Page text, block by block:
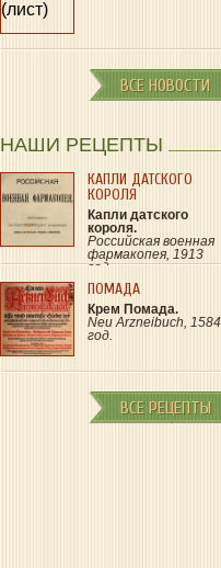
ВСЕ НОВОСТИ
НАШИ РЕЦЕПТЫ
КАПЛИ ДАТСКОГО
КОРОЛЯ
Капли датского
короля.
Российская военная
фармакопея, 1913
год.
ПОМАДА
Крем Помада.
Neu Arzneibuch, 1584
год.
ВСЕ РЕЦЕПТЫ